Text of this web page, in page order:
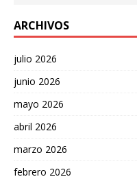
ARCHIVOS
julio 2026
junio 2026
mayo 2026
abril 2026
marzo 2026
febrero 2026